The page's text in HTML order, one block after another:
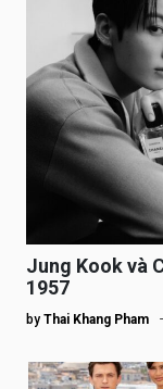
Jung Kook và
1957
by Thai Khang Pham